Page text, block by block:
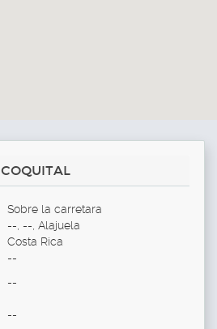
COQUITAL
Sobre la carretara
--, --, Alajuela
Costa Rica
--
--
--